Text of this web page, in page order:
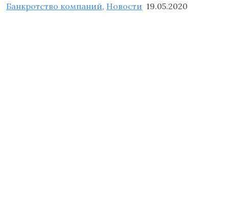
Банкротство компаний, Новости 19.05.2020